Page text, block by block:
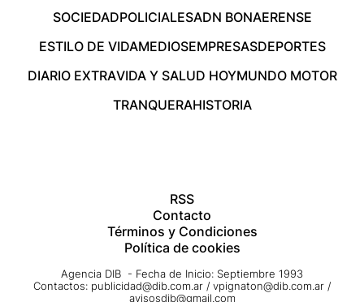
SOCIEDADPOLICIALESADN BONAERENSE
ESTILO DE VIDAMEDIOSEMPRESASDEPORTES
DIARIO EXTRAVIDA Y SALUD HOYMUNDO MOTOR
TRANQUERAHISTORIA
RSS
Contacto
Términos y Condiciones
Política de cookies
Agencia DIB - Fecha de Inicio: Septiembre 1993
Contactos: publicidad@dib.com.ar / vpignaton@dib.com.ar /
avisosdib@gmail.com